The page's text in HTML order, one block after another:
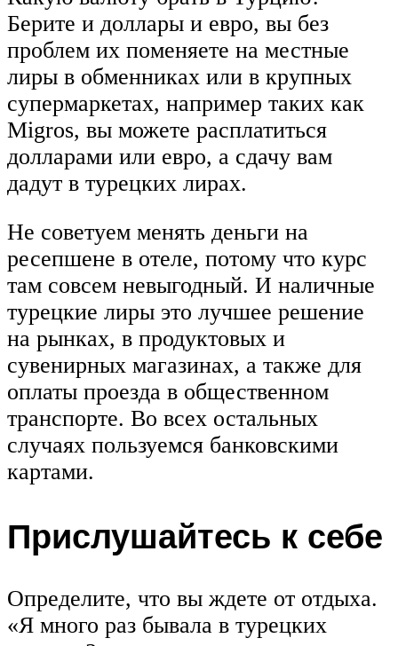
Берите и доллары и евро, вы без
проблем их поменяете на местные
лиры в обменниках или в крупных
супермаркетах, например таких как
Migros, вы можете расплатиться
долларами или евро, а сдачу вам
дадут в турецких лирах.
Не советуем менять деньги на
ресепшене в отеле, потому что курс
там совсем невыгодный. И наличные
турецкие лиры это лучшее решение
на рынках, в продуктовых и
сувенирных магазинах, а также для
оплаты проезда в общественном
транспорте. Во всех остальных
случаях пользуемся банковскими
картами.
Прислушайтесь к себе
Определите, что вы ждете от отдыха.
«Я много раз бывала в турецких